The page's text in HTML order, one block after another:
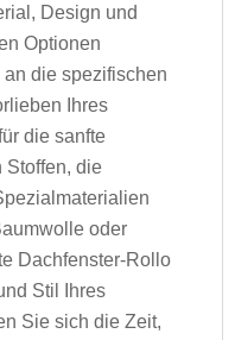
Design und
Optionen
die spezifischen
Ihres
die sanfte
Stoffen, die
oder
Dachfenster-Rollo
Stil Ihres
Sie sich die Zeit,